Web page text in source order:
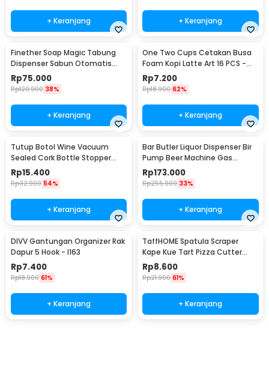
+ Keranjang + Keranjang
Finether Soap Magic Tabung
Dispenser Sabun Otomatis
400ml - AD-03
Rp75.000
Rp120.900 38%
+ Keranjang
One Two Cups Cetakan Busa
Foam Kopi Latte Art 16 PCS -
JJYE01
Rp7.200
Rp18.900 62%
+ Keranjang
Tutup Botol Wine Vacuum
Sealed Cork Bottle Stopper
Stainless Steel - G94529
Rp15.400
Rp32.900 54%
+ Keranjang
Bar Butler Liquor Dispenser Bir
Pump Beer Machine Gas
Station 900ml - P-36
Rp173.000
Rp255.900 33%
+ Keranjang
DIVV Gantungan Organizer Rak
Dapur 5 Hook - I163
Rp7.400
Rp18.900 61%
+ Keranjang
TaffHOME Spatula Scraper
Kape Kue Tart Pizza Cutter
15cm - CJ07121
Rp8.600
Rp21.900 61%
+ Keranjang